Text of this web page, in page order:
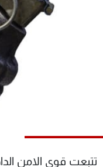
تتبعت قوى الامن
الترددات